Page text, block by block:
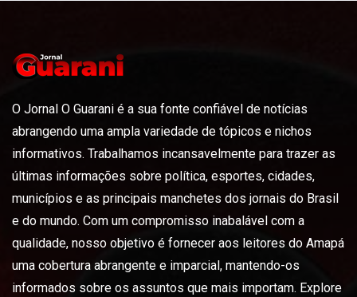
O Jornal O Guarani é a sua fonte confiável de notícias
abrangendo uma ampla variedade de tópicos e nichos
informativos. Trabalhamos incansavelmente para trazer as
últimas informações sobre política, esportes, cidades,
municípios e as principais manchetes dos jornais do Brasil
e do mundo. Com um compromisso inabalável com a
qualidade, nosso objetivo é fornecer aos leitores do Amapá
uma cobertura abrangente e imparcial, mantendo-os
informados sobre os assuntos que mais importam. Explore